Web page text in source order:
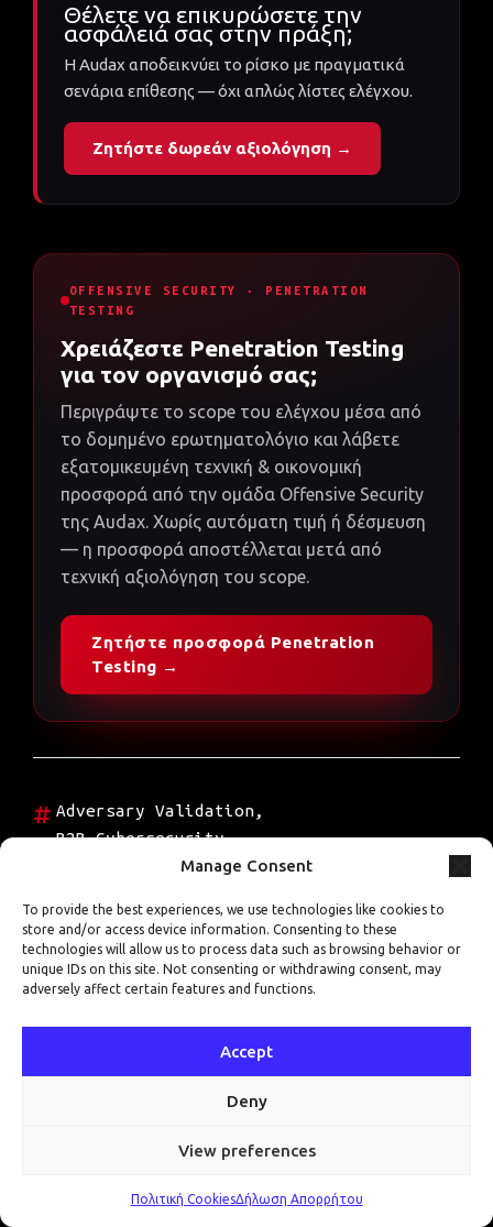
Manage Consent
To provide the best experiences, we use technologies like cookies to
store and/or access device information. Consenting to these
technologies will allow us to process data such as browsing behavior or
unique IDs on this site. Not consenting or withdrawing consent, may
adversely affect certain features and functions.
Accept
Deny
View preferences
Πολιτική CookiesΔήλωση Απορρήτου
Θέλετε να επικυρώσετε την
ασφάλειά σας στην πράξη;
Η Audax αποδεικνύει το ρίσκο με πραγματικά
σενάρια επίθεσης — όχι απλώς λίστες ελέγχου.
Ζητήστε δωρεάν αξιολόγηση →
OFFENSIVE SECURITY · PENETRATION
TESTING
Χρειάζεστε Penetration Testing
για τον οργανισμό σας;
Περιγράψτε το scope του ελέγχου μέσα από
το δομημένο ερωτηματολόγιο και λάβετε
εξατομικευμένη τεχνική & οικονομική
προσφορά από την ομάδα Offensive Security
της Audax. Χωρίς αυτόματη τιμή ή δέσμευση
— η προσφορά αποστέλλεται μετά από
τεχνική αξιολόγηση του scope.
Ζητήστε προσφορά Penetration
Testing →
Adversary Validation,
B2B Cybersecurity,
Erevos AI ,Purple
Team,SIEM
Validation,SOC
scraping σε
retailer
SaaS πάροχο
Ζητήστε δωρεάν αξιολόγηση